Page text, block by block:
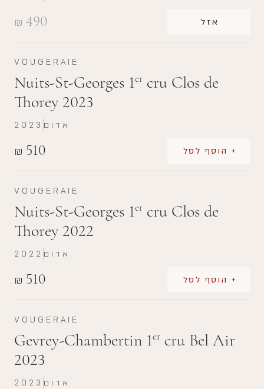
₪ 490 אזל
VOUGERAIE
Nuits-St-Georges 1er cru Clos de
Thorey 2023
₪ 510 + הוסף לסל
2023 אדום
VOUGERAIE
Nuits-St-Georges 1er cru Clos de
Thorey 2022
₪ 510 + הוסף לסל
2022 אדום
VOUGERAIE
Gevrey-Chambertin 1er cru Bel Air
2023
2023 אדום